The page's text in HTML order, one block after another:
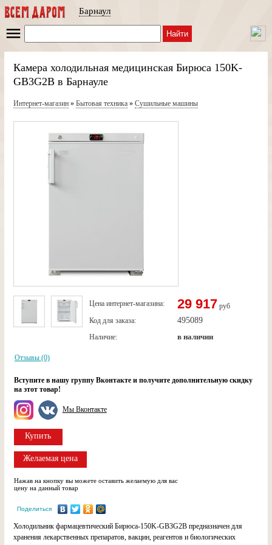
Барнаул
Найти
Камера холодильная медицинская Бирюса 150K-
GB3G2B в Барнауле
Интернет-магазин» Бытовая техника» Сушильные машины
Цена интернет-магазина: 29 917 руб
Код для заказа:
495089
Наличие: в наличии
Отзывы (0)
Вступите в нашу группу Вконтакте и получите дополнительную скидку
на этот товар!
Мы Вконтакте
Купить
Желаемая цена
Нажав на кнопку вы можете оставить желаемую для вас
цену на данный товар
Поделиться
Холодильник фармацевтический Бирюса-150K-GB3G2B предназначен для
хранения лекарственных препаратов, вакцин, реагентов и биологических